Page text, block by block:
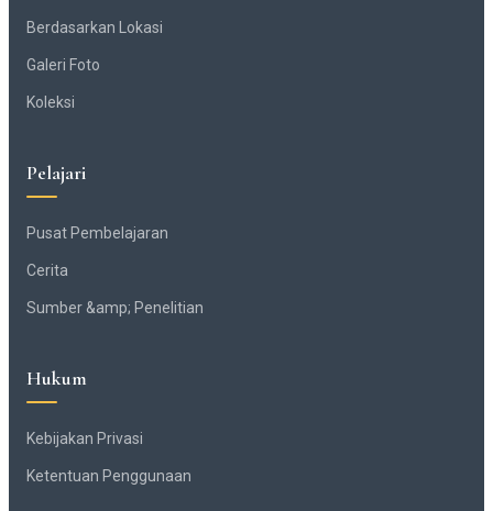
Berdasarkan Lokasi
Galeri Foto
Koleksi
Pelajari
Pusat Pembelajaran
Cerita
Sumber &amp; Penelitian
Hukum
Kebijakan Privasi
Ketentuan Penggunaan